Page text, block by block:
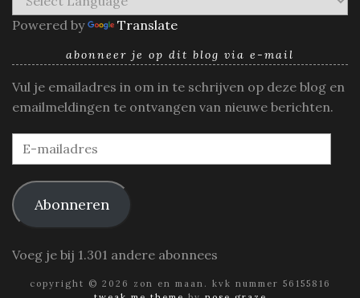
Powered by Translate
abonneer je op dit blog via e-mail
Vul je emailadres in om in te schrijven op deze blog en
emailmeldingen te ontvangen van nieuwe berichten.
E-
mailadres
Abonneren
Voeg je bij 1.301 andere abonnees
copyright © 2026 zon en maan. kvk nummer 56155816